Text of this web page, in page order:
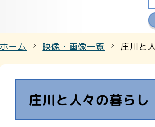
ホーム 映像・画像一覧 庄川と
庄川と人々の暮らし